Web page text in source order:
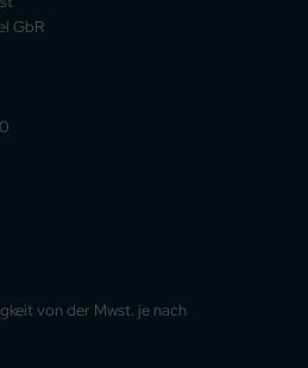
GbR
von der Mwst. je nach